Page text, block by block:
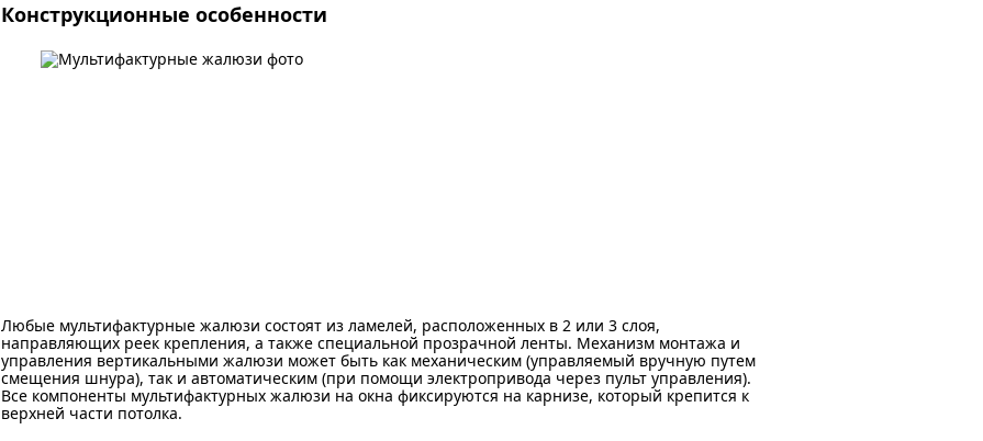
Конструкционные особенности
Любые мультифактурные жалюзи состоят из ламелей, расположенных в 2 или 3 слоя,
направляющих реек крепления, а также специальной прозрачной ленты. Механизм монтажа и
управления вертикальными жалюзи может быть как механическим (управляемый вручную путем
смещения шнура), так и автоматическим (при помощи электропривода через пульт управления).
Все компоненты мультифактурных жалюзи на окна фиксируются на карнизе, который крепится к
верхней части потолка.